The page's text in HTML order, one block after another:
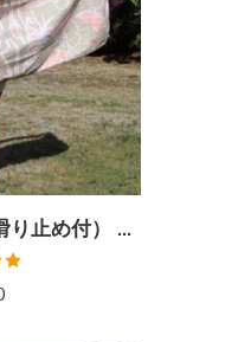
ヨガマットタオル（滑り止め付） ピーチベージュ